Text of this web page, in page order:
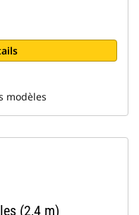
modèles
(2,4 m)